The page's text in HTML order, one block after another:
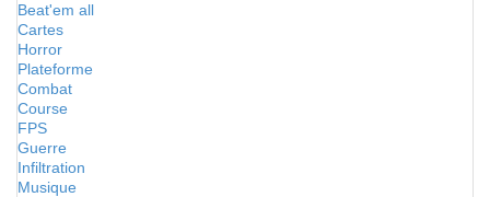
Beat'em all
Cartes
Horror
Plateforme
Combat
Course
FPS
Guerre
Infiltration
Musique